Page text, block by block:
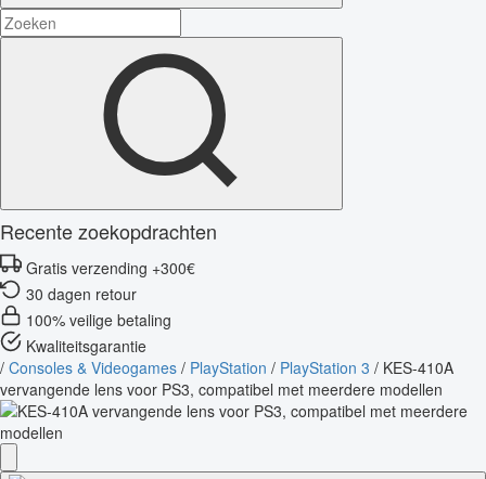
Recente zoekopdrachten
Gratis verzending +300€
30 dagen retour
100% veilige betaling
Kwaliteitsgarantie
/ Consoles & Videogames / PlayStation / PlayStation 3 / KES-410A
vervangende lens voor PS3, compatibel met meerdere modellen